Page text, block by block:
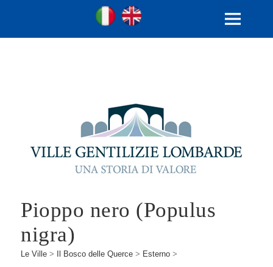
Ville Gentilizie Lombarde
Ita
MENU
Pioppo nero (Populus
nigra)
Le Ville > Il Bosco delle Querce > Esterno >